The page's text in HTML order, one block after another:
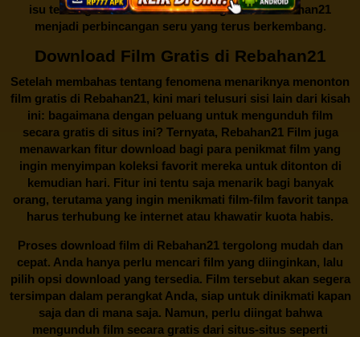
isu tentang menonton film secara gratis diRebahan21
menjadi perbincangan seru yang terus berkembang.
Download Film Gratis di Rebahan21
Setelah membahas tentang fenomena menariknya menonton
film gratis di Rebahan21, kini mari telusuri sisi lain dari kisah
ini: bagaimana dengan peluang untuk mengunduh film
secara gratis di situs ini? Ternyata, Rebahan21 Film juga
menawarkan fitur download bagi para penikmat film yang
ingin menyimpan koleksi favorit mereka untuk ditonton di
kemudian hari. Fitur ini tentu saja menarik bagi banyak
orang, terutama yang ingin menikmati film-film favorit tanpa
harus terhubung ke internet atau khawatir kuota habis.
Proses download film di Rebahan21tergolong mudah dan
cepat. Anda hanya perlu mencari film yang diinginkan, lalu
pilih opsi download yang tersedia. Film tersebut akan segera
tersimpan dalam perangkat Anda, siap untuk dinikmati kapan
saja dan di mana saja. Namun, perlu diingat bahwa
mengunduh film secara gratis dari situs-situs seperti